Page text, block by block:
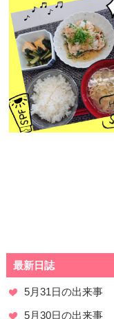
最新日誌
5月31日の出来事
5月30日の出来事